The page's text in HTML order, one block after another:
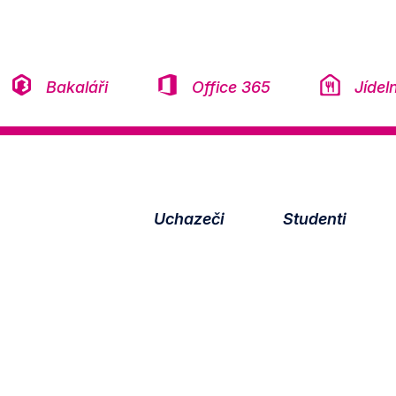
Bakaláři
Office 365
Uchazeči Studenti